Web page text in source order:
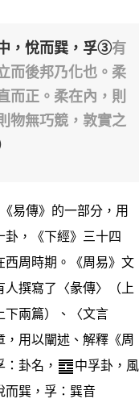
，悅而巽，孚③有
而後邦乃化也。柔
而正。柔在內，則
物無巧競，敦實之
易傳》的一部分，用
卦，《下經》三十四
西周時期。《周易》文
撰寫了〈彖傳〉（上
下兩篇）、〈文言
用以闡述、解釋《周
卦名，
中孚卦，風
巽，孚：巽音